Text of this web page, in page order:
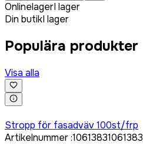
OnlinelagerI lager
Din butikI lager
Populära produkter
Visa alla
Stropp för fasadväv 100st/frp
Artikelnummer:10613831061383